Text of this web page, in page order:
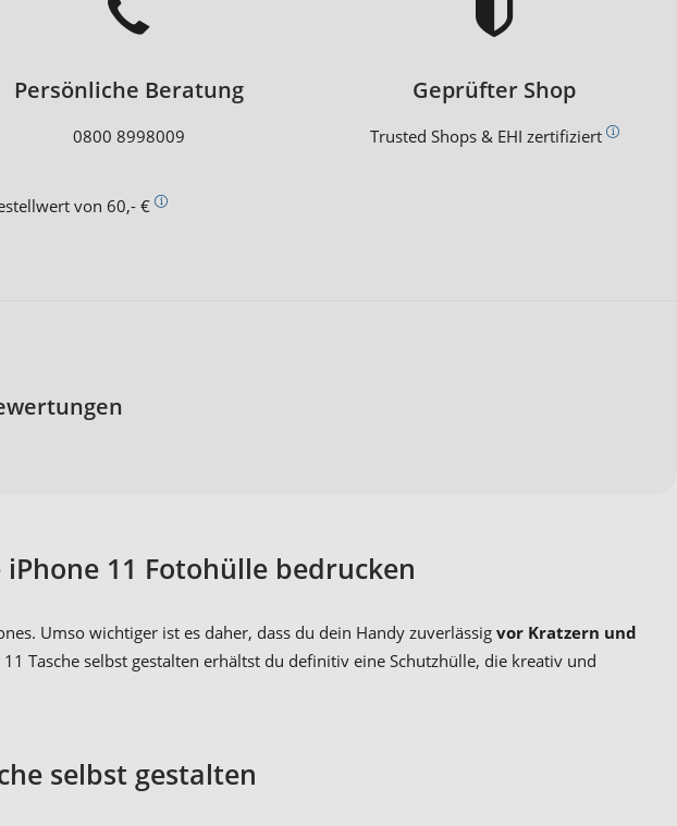
Persönliche Beratung
0800 8998009
Geprüfter Shop
Trusted Shops & EHI zertifiziert
von 60,- €
11 Fotohülle bedrucken
Umso wichtiger ist es daher, dass du dein Handy zuverlässig vor Kratzern und
Tasche selbst gestalten erhältst du definitiv eine Schutzhülle, die kreativ und
selbst gestalten